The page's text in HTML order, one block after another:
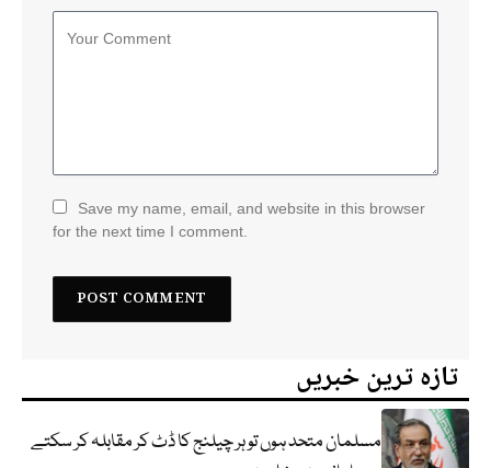
Save my name, email, and website in this browser
for the next time I comment.
تازہ ترین خبریں
مسلمان متحد ہوں تو ہر چیلنج کا ڈٹ کر مقابلہ کر سکتے